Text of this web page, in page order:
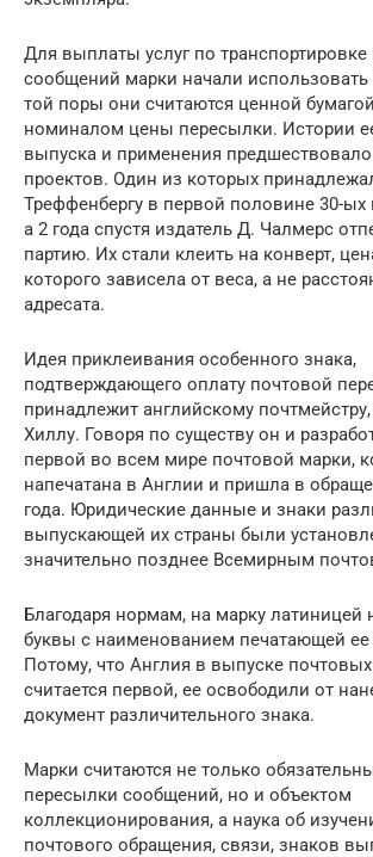
Для выплаты услуг по
сообщений марки начали использовать
той поры они считаются ценной
номиналом цены пересылки. Истории
выпуска и применения
проектов. Один из которых
Треффенбергу в первой половине 30-ых
а 2 года спустя издатель Д. Чалмерс
партию. Их стали клеить на конверт,
которого зависела от веса, а не
адресата.
Идея приклеивания особенного знака,
подтверждающего оплату почтовой
принадлежит английскому
Хиллу. Говоря по существу он и
первой во всем мире почтовой марки,
напечатана в Англии и пришла в
года. Юридические данные и знаки
выпускающей их страны были
значительно позднее Всемирным
Благодаря нормам, на марку латиницей
буквы с наименованием печатающей ее
Потому, что Англия в выпуске
считается первой, ее освободили от
документ различительного знака.
Марки считаются не только
пересылки сообщений, но и объектом
коллекционирования, а наука об
почтового обращения, связи, знаков